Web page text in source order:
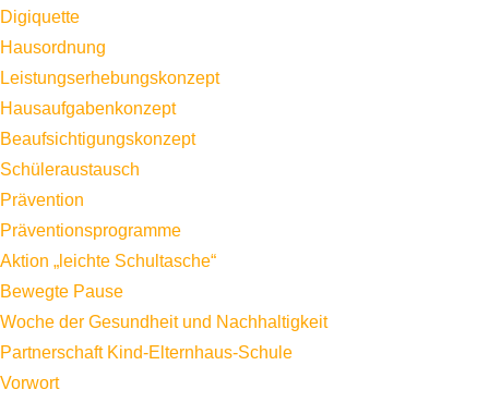
Digiquette
Hausordnung
Leistungserhebungskonzept
Hausaufgabenkonzept
Beaufsichtigungskonzept
Schüleraustausch
Prävention
Präventionsprogramme
Aktion „leichte Schultasche“
Bewegte Pause
Woche der Gesundheit und Nachhaltigkeit
Partnerschaft Kind-Elternhaus-Schule
Vorwort